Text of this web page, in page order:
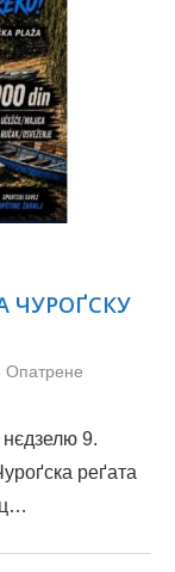
ЧУРОҐСКУ
Опатрене
9.
реґата